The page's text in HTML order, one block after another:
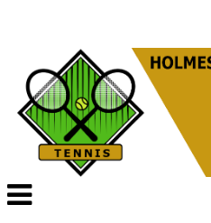
Veksle
navigasjon